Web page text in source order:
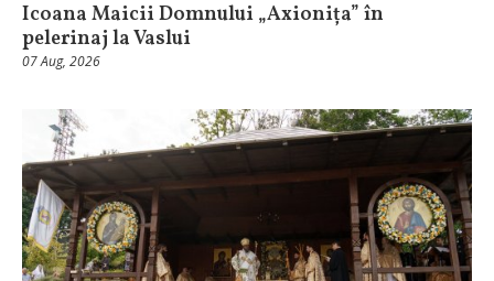
Icoana Maicii Domnului „Axionița” în
pelerinaj la Vaslui
07 Aug, 2026